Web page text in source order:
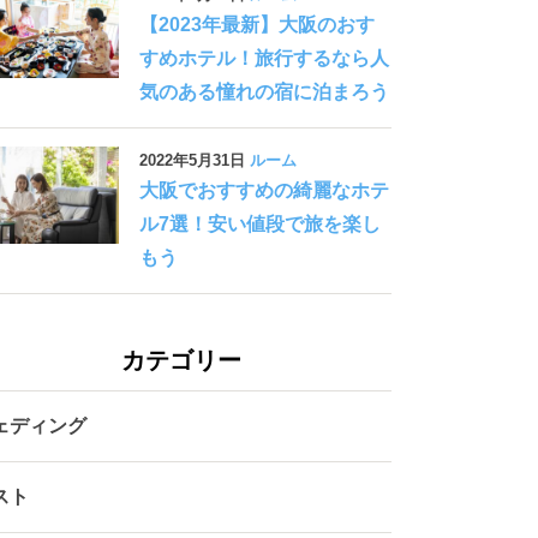
【2023年最新】大阪のおす
すめホテル！旅行するなら人
気のある憧れの宿に泊まろう
2022年5月31日 ルーム
大阪でおすすめの綺麗なホテ
ル7選！安い値段で旅を楽し
もう
カテゴリー
ディング
ト